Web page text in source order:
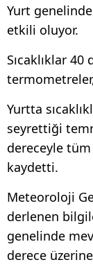
Yurt genelinde
etkili oluyor.
Sıcaklıklar 40
Yurtta
seyrettiği
dereceyle tüm
kaydetti.
Meteoroloji
derlenen
genelinde
derece üzerine